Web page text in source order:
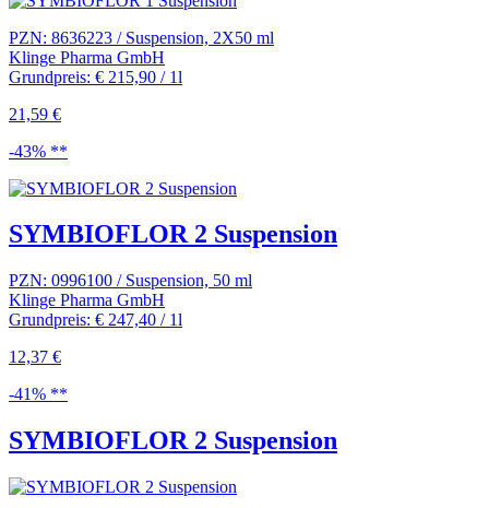
PZN: 8636223 / Suspension, 2X50 ml
Klinge Pharma GmbH
Grundpreis: € 215,90 / 1l
21,59 €
-43% **
SYMBIOFLOR 2 Suspension
PZN: 0996100 / Suspension, 50 ml
Klinge Pharma GmbH
Grundpreis: € 247,40 / 1l
12,37 €
-41% **
SYMBIOFLOR 2 Suspension